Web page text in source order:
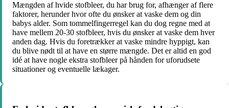
Mængden af hvide stofbleer, du har brug for, afhænger af flere
faktorer, herunder hvor ofte du ønsker at vaske dem og din
babys alder. Som tommelfingerregel kan du dog regne med at
have mellem 20-30 stofbleer, hvis du ønsker at vaske dem hver
anden dag. Hvis du foretrækker at vaske mindre hyppigt, kan
du blive nødt til at have en større mængde. Det er altid en god
idé at have nogle ekstra stofbleer på hånden for uforudsete
situationer og eventuelle lækager.